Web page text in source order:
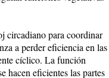
circadiano para coordinar
a perder eficiencia en las
cíclico. La función
hacen eficientes las partes